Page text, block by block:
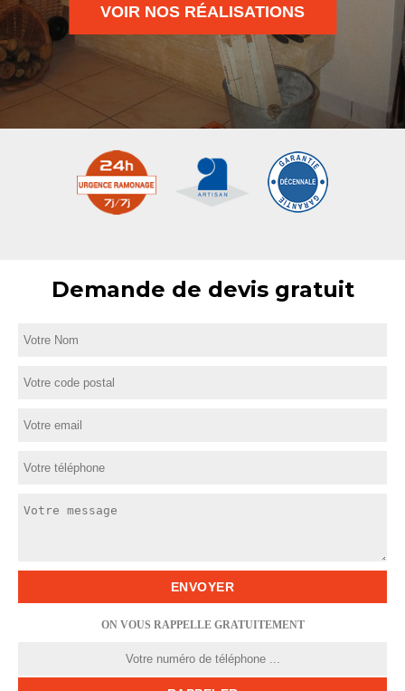
VOIR NOS RÉALISATIONS
Demande de devis gratuit
ON VOUS RAPPELLE GRATUITEMENT